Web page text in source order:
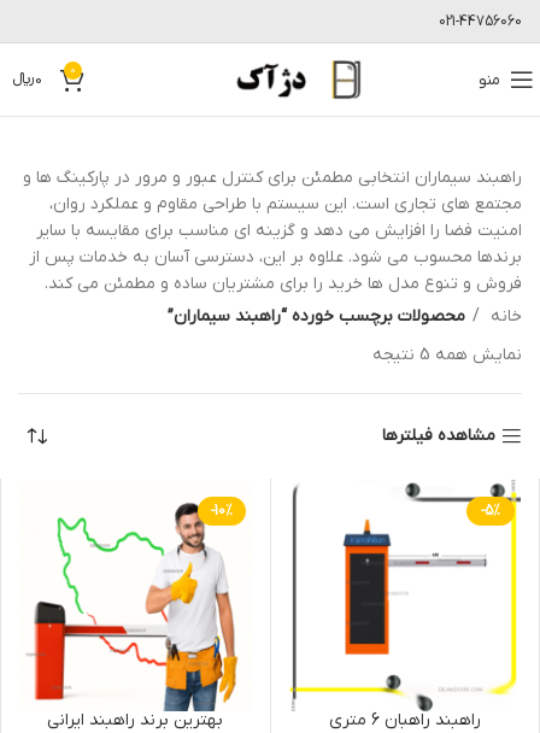
021-44756060
منو 0
0﷼
راهبند سیماران انتخابی مطمئن برای کنترل عبور و مرور در پارکینگ ها و
مجتمع های تجاری است. این سیستم با طراحی مقاوم و عملکرد روان،
امنیت فضا را افزایش می دهد و گزینه ای مناسب برای مقایسه با سایر
برندها محسوب می شود. علاوه بر این، دسترسی آسان به خدمات پس از
فروش و تنوع مدل ها خرید را برای مشتریان ساده و مطمئن می کند.
خانه
محصولات برچسب خورده “راهبند سیماران”
نمایش همه 5 نتیجه
مشاهده فیلترها
-5%
راهبند راهبان 6 متری
-10%
بهترین برند راهبند ایرانی